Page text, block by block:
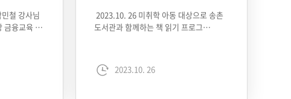
철 강사님
금융교육 …
2023.10. 26 미취학 아동 대상으로 송촌
도서관과 함께하는 책 읽기 프로그…
2023.10. 26